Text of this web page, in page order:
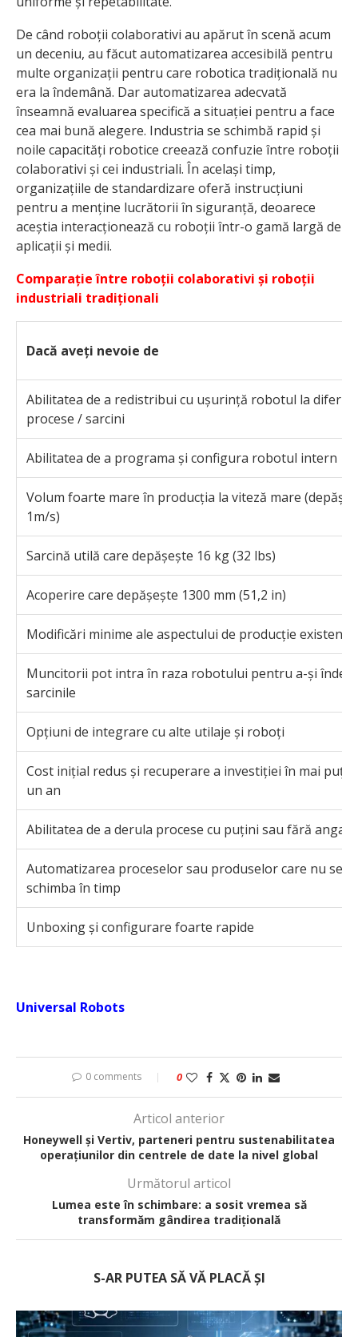
De când roboții colaborativi au apărut în scenă acum
un deceniu, au făcut automatizarea accesibilă pentru
multe organizații pentru care robotica tradițională nu
era la îndemână. Dar automatizarea adecvată
înseamnă evaluarea specifică a situației pentru a face
cea mai bună alegere. Industria se schimbă rapid și
noile capacități robotice creează confuzie între roboții
colaborativi și cei industriali. În același timp,
organizațiile de standardizare oferă instrucțiuni
pentru a menține lucrătorii în siguranță, deoarece
aceștia interacționează cu roboții într-o gamă largă de
aplicații și medii.
Comparație între roboții colaborativi și roboții
industriali tradiționali
Dacă aveți nevoie de
Abilitatea de a redistribui cu ușurință robotul la diferite
procese / sarcini
Abilitatea de a programa și configura robotul intern
Volum foarte mare în producția la viteză mare
1m/s)
Sarcină utilă care depășește 16 kg (32 lbs)
Acoperire care depășește 1300 mm (51,2 in)
Modificări minime ale aspectului de producție existent
Muncitorii pot intra în raza robotului pentru a-și
sarcinile
Opțiuni de integrare cu alte utilaje și roboți
Cost inițial redus și recuperare a investiției în mai puțin
un an
Abilitatea de a derula procese cu puțini sau fără
Automatizarea proceselor sau produselor care nu se
schimba în timp
Unboxing și configurare foarte rapide
Universal Robots
0 comments 0
Articol anterior
Honeywell și Vertiv, parteneri pentru sustenabilitatea
operațiunilor din centrele de date la nivel global
Următorul articol
Lumea este în schimbare: a sosit vremea să
transformăm gândirea tradițională
S-AR PUTEA SĂ VĂ PLACĂ ȘI